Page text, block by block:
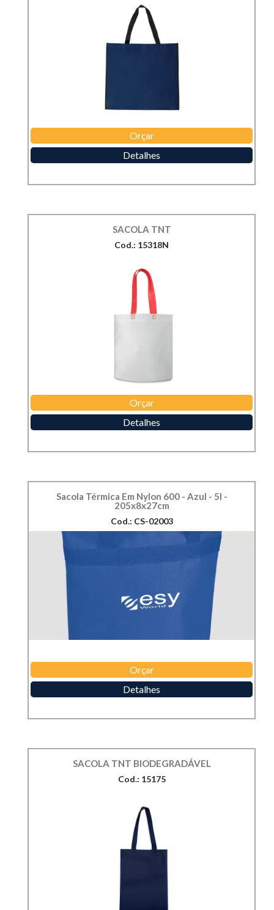
Orçar
Detalhes
SACOLA TNT
Cod.: 15318N
Orçar
Detalhes
Sacola Térmica Em Nylon 600 - Azul - 5l -
205x8x27cm
Cod.: CS-02003
Orçar
Detalhes
SACOLA TNT BIODEGRADÁVEL
Cod.: 15175